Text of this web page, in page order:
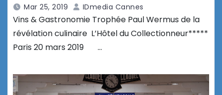
Mar 25, 2019 IDmedia Cannes
Vins & Gastronomie Trophée Paul Wermus de la
révélation culinaire L’Hôtel du Collectionneur*****
Paris 20 mars 2019 …